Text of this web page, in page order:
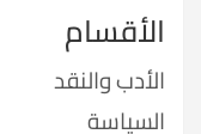
الأقسام
الأدب والنقد
السياسة